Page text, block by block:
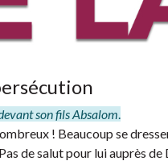
son fils Absalom
! Beaucoup se
de salut pour lui auprès de